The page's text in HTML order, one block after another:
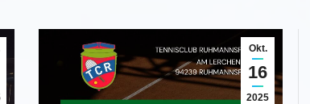
Okt.
16
2025